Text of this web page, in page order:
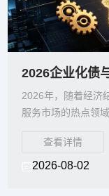
2026年，随着经济
服务市场的热点领
查看详情
2026-08-02